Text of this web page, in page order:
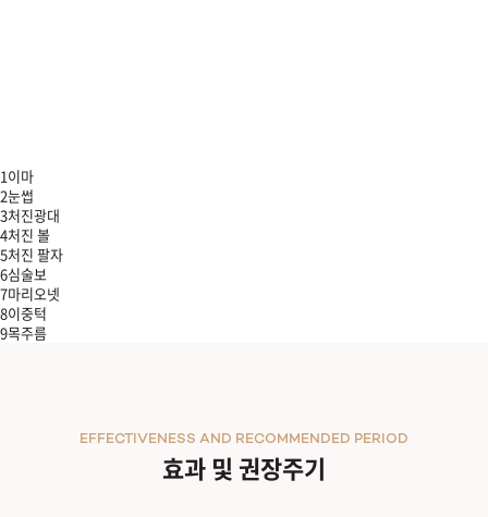
1이마
2눈썹
3처진광대
4처진 볼
5처진 팔자
6심술보
7마리오넷
8이중턱
9목주름
효과 및 권장주기
EFFECTIVENESS AND RECOMMENDED PERIOD